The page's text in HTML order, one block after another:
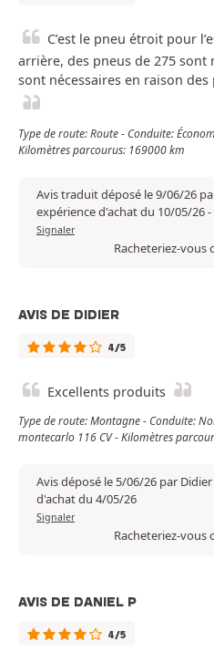
C’est le pneu étroit pour
arrière, des pneus de 275 sont
sont nécessaires en raison
Type de route: Route - Conduite:
Kilomètres parcourus: 169000 km
Avis traduit déposé le 9/06/26
expérience d'achat du 10/05/26-
Signaler
Racheteriez-vous
AVIS DE DIDIER
4/5
Excellents produits
Type de route: Montagne - Conduite:
montecarlo 116 CV - Kilomètres
Avis déposé le 5/06/26 par
d'achat du 4/05/26
Signaler
Racheteriez-vous
AVIS DE DANIEL P
4/5